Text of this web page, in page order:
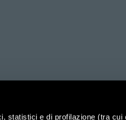
statistici e di profilazione (tra cui